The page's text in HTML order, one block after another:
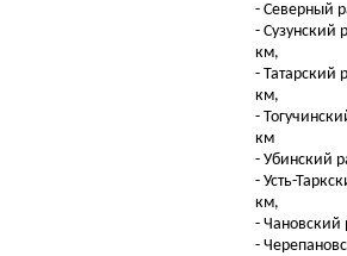
- Северный
- Сузунский
км,
- Татарский
км,
-
км
- Убинский
- Усть-
км,
- Чановский
-